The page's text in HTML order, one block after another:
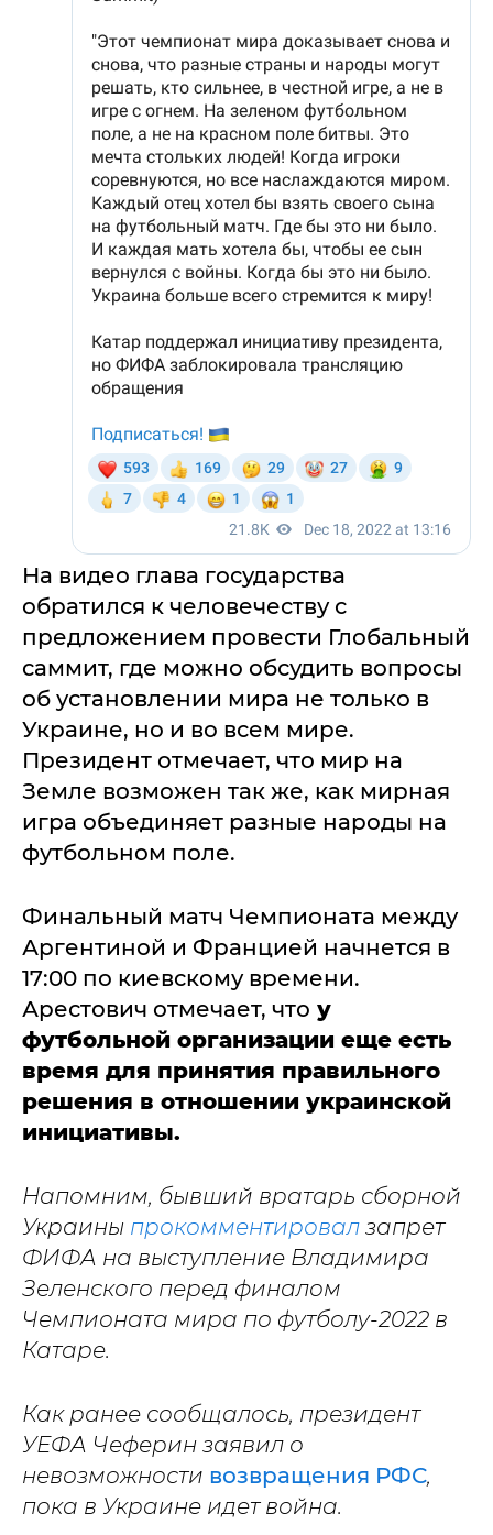
На видео глава государства
обратился к человечеству с
предложением провести Глобальный
саммит, где можно обсудить вопросы
об установлении мира не только в
Украине, но и во всем мире.
Президент отмечает, что мир на
Земле возможен так же, как мирная
игра объединяет разные народы на
футбольном поле.
Финальный матч Чемпионата между
Аргентиной и Францией начнется в
17:00 по киевскому времени.
Арестович отмечает, что у
футбольной организации еще есть
время для принятия правильного
решения в отношении украинской
инициативы.
Напомним, бывший вратарь сборной
Украины прокомментировал запрет
ФИФА на выступление Владимира
Зеленского перед финалом
Чемпионата мира по футболу-2022 в
Катаре.
Как ранее сообщалось, президент
УЕФА Чеферин заявил о
невозможности возвращения РФС,
пока в Украине идет война.